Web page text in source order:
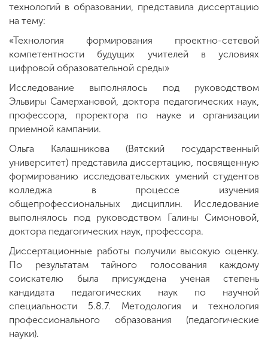
технологий в образовании, представила диссертацию
на тему:
«Технология формирования проектно-сетевой
компетентности будущих учителей в условиях
цифровой образовательной среды»
Исследование выполнялось под руководством
Эльвиры Самерхановой, доктора педагогических наук,
профессора, проректора по науке и организации
приемной кампании.
Ольга Калашникова (Вятский государственный
университет) представила диссертацию, посвященную
формированию исследовательских умений студентов
колледжа в процессе изучения
общепрофессиональных дисциплин. Исследование
выполнялось под руководством Галины Симоновой,
доктора педагогических наук, профессора.
Диссертационные работы получили высокую оценку.
По результатам тайного голосования каждому
соискателю была присуждена ученая степень
кандидата педагогических наук по научной
специальности 5.8.7. Методология и технология
профессионального образования (педагогические
науки).